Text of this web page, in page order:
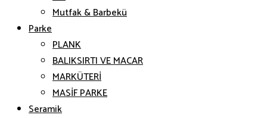
Mutfak & Barbekü
Parke
PLANK
BALIKSIRTI VE MACAR
MARKÜTERİ
MASİF PARKE
Seramik